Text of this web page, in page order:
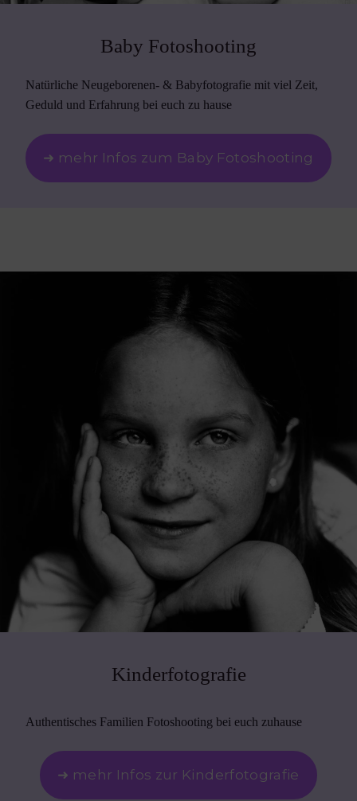
Baby Fotoshooting
Natürliche Neugeborenen- & Babyfotografie mit viel Zeit,
Geduld und Erfahrung bei euch zu hause
➜ mehr Infos zum Baby Fotoshooting
Kinderfotografie
Authentisches Familien Fotoshooting bei euch zuhause
➜ mehr Infos zur Kinderfotografie